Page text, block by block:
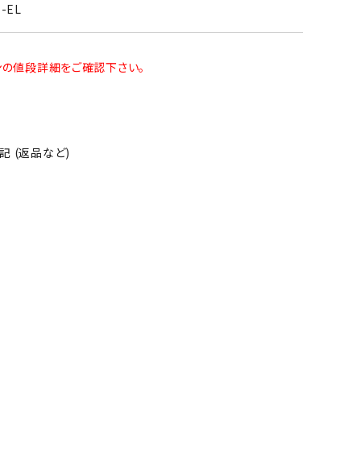
EL
値段詳細をご確認下さい。
(返品など)